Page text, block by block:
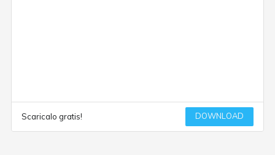
Scaricalo gratis! DOWNLOAD